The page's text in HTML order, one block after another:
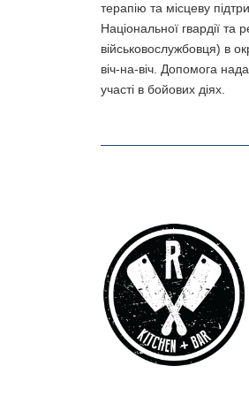
терапію та місцеву
Національної гвардії
військовослужбовця) в
віч-на-віч. Допомога
участі в бойових діях.